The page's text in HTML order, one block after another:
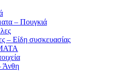
– Πουγκιά
– Είδη συσκευασίας
Άνθη